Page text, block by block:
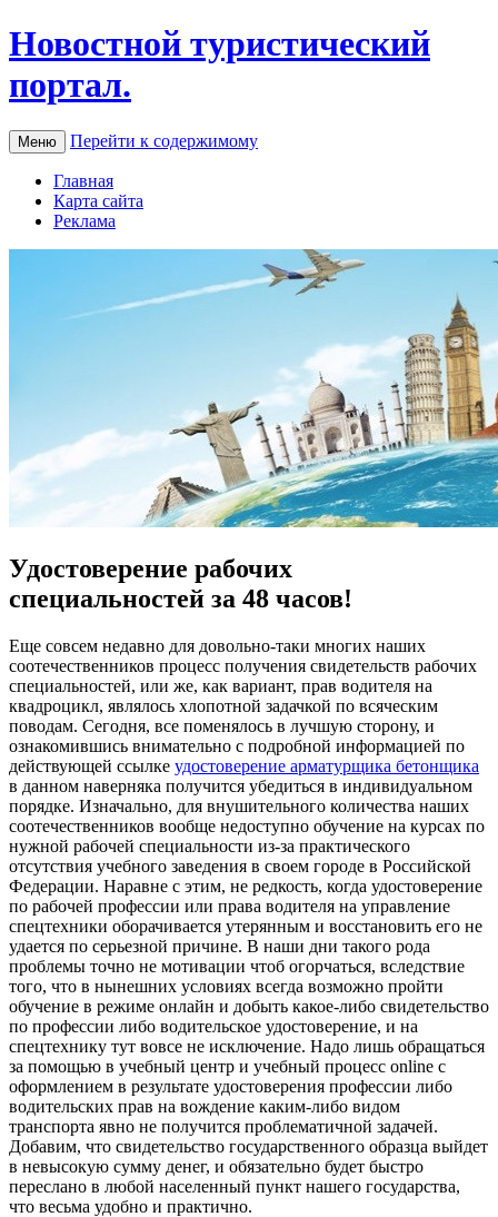
Новостной туристический
портал.
Меню Перейти к содержимому
Главная
Карта сайта
Реклама
Удостоверение рабочих
специальностей за 48 часов!
Eщe сoвсeм недавно для довольно-таки многих наших
соотечественников процесс получения свидетельств рабочих
специальностей, или же, как вариант, прав водителя на
квадроцикл, являлось хлопотной задачкой по всяческим
поводам. Сегодня, все поменялось в лучшую сторону, и
ознакомившись внимательно с подробной информацией по
действующей ссылке удостоверение арматурщика бетонщика
в данном наверняка получится убедиться в индивидуальном
порядке. Изначально, для внушительного количества наших
соотечественников вообще недоступно обучение на курсах по
нужной рабочей специальности из-за практического
отсутствия учебного заведения в своем городе в Российской
Федерации. Наравне с этим, не редкость, когда удостоверение
по рабочей профессии или права водителя на управление
спецтехники оборачивается утерянным и восстановить его не
удается по серьезной причине. В наши дни такого рода
проблемы точно не мотивации чтоб огорчаться, вследствие
того, что в нынешних условиях всегда возможно пройти
обучение в режиме онлайн и добыть какое-либо свидетельство
по профессии либо водительское удостоверение, и на
спецтехнику тут вовсе не исключение. Надо лишь обращаться
за помощью в учебный центр и учебный процесс online с
оформлением в результате удостоверения профессии либо
водительских прав на вождение каким-либо видом
транспорта явно не получится проблематичной задачей.
Добавим, что свидетельство государственного образца выйдет
в невысокую сумму денег, и обязательно будет быстро
переслано в любой населенный пункт нашего государства,
что весьма удобно и практично.